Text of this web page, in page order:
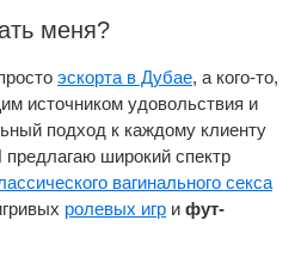
меня?
эскорта в Дубае, а кого-то,
источником удовольствия и
подход к каждому клиенту
широкий спектр
вагинального секса
ролевых игр и фут-